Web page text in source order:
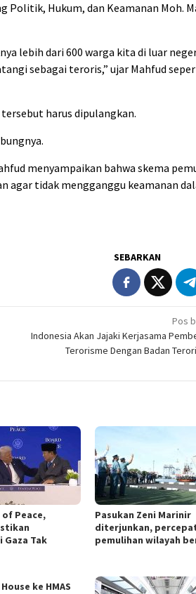
Politik, Hukum, dan Keamanan Moh.
lebih dari 600 warga kita di luar
sebagai teroris,” ujar Mahfud
harus dipulangkan.
menyampaikan bahwa skema
agar tidak mengganggu keamanan
SEBARKAN
Pos
Indonesia Akan Jajaki Kerjasama
Terorisme Dengan Badan
Peace,
Tak
Pasukan Zeni Marinir
diterjunkan,
pemulihan wilayah
ke HMAS